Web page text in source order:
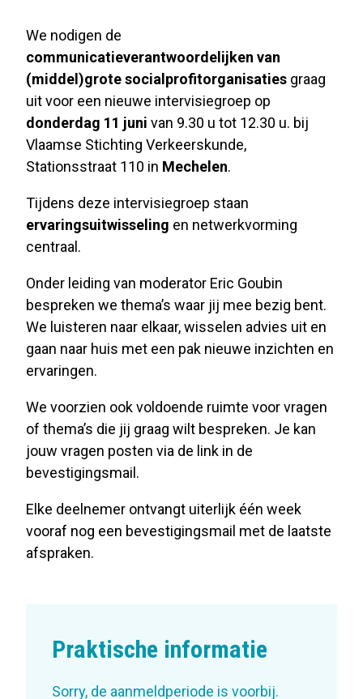
We nodigen de
communicatieverantwoordelijken van
(middel)grote socialprofitorganisaties graag
uit voor een nieuwe intervisiegroep op
donderdag 11 juni van 9.30 u tot 12.30 u. bij
Vlaamse Stichting Verkeerskunde,
Stationsstraat 110 in Mechelen.
Tijdens deze intervisiegroep staan
ervaringsuitwisseling en netwerkvorming
centraal.
Onder leiding van moderator Eric Goubin
bespreken we thema’s waar jij mee bezig bent.
We luisteren naar elkaar, wisselen advies uit en
gaan naar huis met een pak nieuwe inzichten en
ervaringen.
We voorzien ook voldoende ruimte voor vragen
of thema’s die jij graag wilt bespreken. Je kan
jouw vragen posten via de link in de
bevestigingsmail.
Elke deelnemer ontvangt uiterlijk één week
vooraf nog een bevestigingsmail met de laatste
afspraken.
Praktische informatie
Sorry, de aanmeldperiode is voorbij.